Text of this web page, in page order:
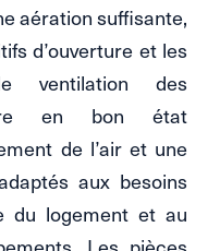
aération suffisante,
d’ouverture et les
ventilation des
en bon état
de l’air et une
aux besoins
du logement et au